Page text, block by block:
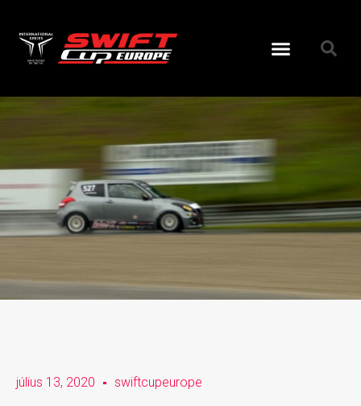
július 13, 2020 swiftcupeurope